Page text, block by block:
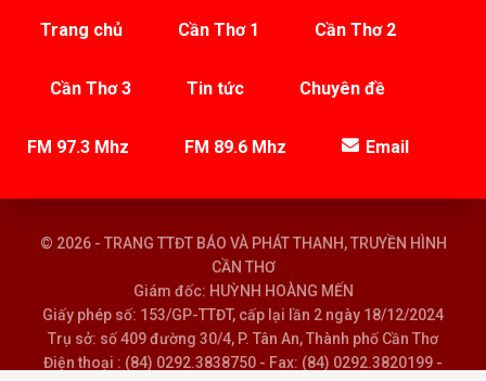
Trang chủ Cần Thơ 1 Cần Thơ 2
Cần Thơ 3 Tin tức Chuyên đề
FM 97.3 Mhz FM 89.6 Mhz Email
© 2026 - TRANG TTĐT BÁO VÀ PHÁT THANH, TRUYỀN HÌNH
CẦN THƠ
Giám đốc: HUỲNH HOÀNG MẾN
Giấy phép số: 153/GP-TTĐT, cấp lại lần 2 ngày 18/12/2024
Trụ sở: số 409 đường 30/4, P. Tân An, Thành phố Cần Thơ
Điện thoại : (84) 0292.3838750 - Fax: (84) 0292.3820199 -